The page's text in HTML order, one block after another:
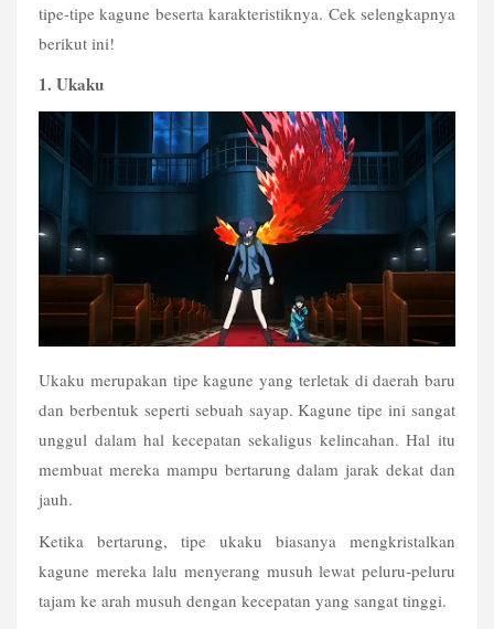
tipe-tipe kagune beserta karakteristiknya. Cek selengkapnya
berikut ini!
1. Ukaku
Ukaku merupakan tipe kagune yang terletak di daerah baru
dan berbentuk seperti sebuah sayap. Kagune tipe ini sangat
unggul dalam hal kecepatan sekaligus kelincahan. Hal itu
membuat mereka mampu bertarung dalam jarak dekat dan
jauh.
Ketika bertarung, tipe ukaku biasanya mengkristalkan
kagune mereka lalu menyerang musuh lewat peluru-peluru
tajam ke arah musuh dengan kecepatan yang sangat tinggi.